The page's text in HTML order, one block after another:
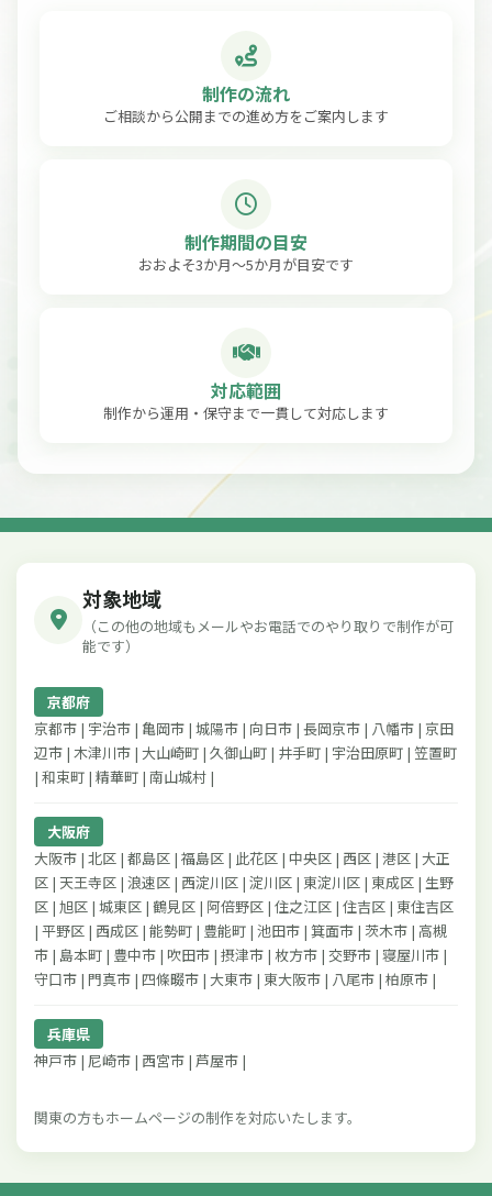
制作の流れ
ご相談から公開までの進め方をご案内します
制作期間の目安
おおよそ3か月〜5か月が目安です
対応範囲
制作から運用・保守まで一貫して対応します
対象地域
（この他の地域もメールやお電話でのやり取りで制作が可
能です）
京都府
京都市 | 宇治市 | 亀岡市 | 城陽市 | 向日市 | 長岡京市 | 八幡市 | 京田
辺市 | 木津川市 | 大山崎町 | 久御山町 | 井手町 | 宇治田原町 | 笠置町
| 和束町 | 精華町 | 南山城村 |
大阪府
大阪市 | 北区 | 都島区 | 福島区 | 此花区 | 中央区 | 西区 | 港区 | 大正
区 | 天王寺区 | 浪速区 | 西淀川区 | 淀川区 | 東淀川区 | 東成区 | 生野
区 | 旭区 | 城東区 | 鶴見区 | 阿倍野区 | 住之江区 | 住吉区 | 東住吉区
| 平野区 | 西成区 | 能勢町 | 豊能町 | 池田市 | 箕面市 | 茨木市 | 高槻
市 | 島本町 | 豊中市 | 吹田市 | 摂津市 | 枚方市 | 交野市 | 寝屋川市 |
守口市 | 門真市 | 四條畷市 | 大東市 | 東大阪市 | 八尾市 | 柏原市 |
兵庫県
神戸市 | 尼崎市 | 西宮市 | 芦屋市 |
関東の方もホームページの制作を対応いたします。